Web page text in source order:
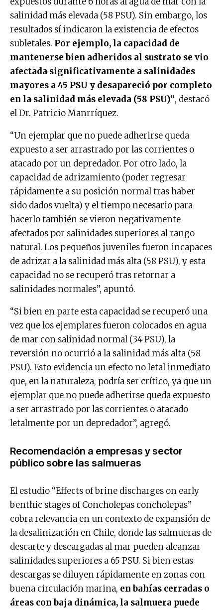
salinidad más elevada (58 PSU). Sin embargo, los
resultados sí indicaron la existencia de efectos
subletales. Por ejemplo, la capacidad de
mantenerse bien adheridos al sustrato se vio
afectada significativamente a salinidades
mayores a 45 PSU y desapareció por completo
en la salinidad más elevada (58 PSU)”, destacó
el Dr. Patricio Manrríquez.
“Un ejemplar que no puede adherirse queda
expuesto a ser arrastrado por las corrientes o
atacado por un depredador. Por otro lado, la
capacidad de adrizamiento (poder regresar
rápidamente a su posición normal tras haber
sido dados vuelta) y el tiempo necesario para
hacerlo también se vieron negativamente
afectados por salinidades superiores al rango
natural. Los pequeños juveniles fueron incapaces
de adrizar a la salinidad más alta (58 PSU), y esta
capacidad no se recuperó tras retornar a
salinidades normales”, apuntó.
“Si bien en parte esta capacidad se recuperó una
vez que los ejemplares fueron colocados en agua
de mar con salinidad normal (34 PSU), la
reversión no ocurrió a la salinidad más alta (58
PSU). Esto evidencia un efecto no letal inmediato
que, en la naturaleza, podría ser crítico, ya que un
ejemplar que no puede adherirse queda expuesto
a ser arrastrado por las corrientes o atacado
letalmente por un depredador”, agregó.
Recomendación a empresas y sector
público sobre las salmueras
El estudio “Effects of brine discharges on early
benthic stages of Concholepas concholepas”
cobra relevancia en un contexto de expansión de
la desalinización en Chile, donde las salmueras de
descarte y descargadas al mar pueden alcanzar
salinidades superiores a 65 PSU. Si bien estas
descargas se diluyen rápidamente en zonas con
buena circulación marina, en bahías cerradas o
áreas con baja dinámica, la salmuera puede